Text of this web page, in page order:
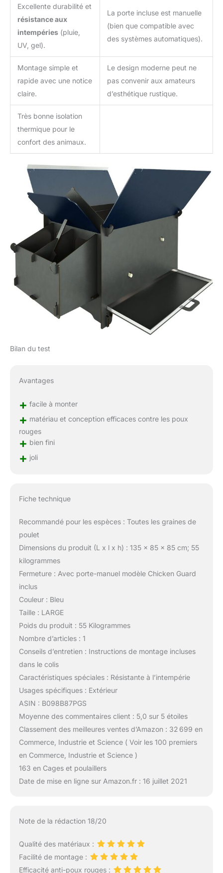
Excellente durabilité et
résistance aux
intempéries (pluie,
UV, gel).
La porte incluse est manuelle
(bien que compatible avec
des systèmes automatiques).
Montage simple et
rapide avec une notice
claire.
Le design moderne peut ne
pas convenir aux amateurs
d’esthétique rustique.
Très bonne isolation
thermique pour le
confort des animaux.
Bilan du test
Avantages
+ facile à monter
+ matériau et conception efficaces contre les poux
rouges
+ bien fini
+ joli
Fiche technique
Recommandé pour les espèces : Toutes les graines de
poulet
Dimensions du produit (L x l x h) : 135 x 85 x 85 cm; 55
kilogrammes
Fermeture : Avec porte-manuel modèle Chicken Guard
inclus
Couleur : Bleu
Taille : LARGE
Poids du produit : 55 Kilogrammes
Nombre d’articles : 1
Conseils d’entretien : Instructions de montage incluses
dans le colis
Caractéristiques spéciales : Résistante à l’intempérie
Usages spécifiques : Extérieur
ASIN : B098B87PGS
Moyenne des commentaires client : 5,0 sur 5 étoiles
Classement des meilleures ventes d’Amazon : 32 699 en
Commerce, Industrie et Science ( Voir les 100 premiers
en Commerce, Industrie et Science )
163 en Cages et poulaillers
Date de mise en ligne sur Amazon.fr : 16 juillet 2021
Note de la rédaction 18/20
Qualité des matériaux :
Facilité de montage :
Efficacité anti-poux rouges :